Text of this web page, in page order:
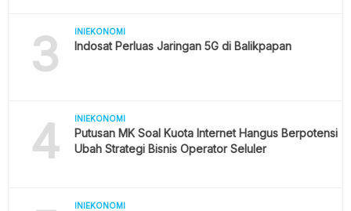
3 INIEKONOMI
Indosat Perluas Jaringan 5G di Balikpapan
4 INIEKONOMI
Putusan MK Soal Kuota Internet Hangus Berpotensi
Ubah Strategi Bisnis Operator Seluler
INIEKONOMI